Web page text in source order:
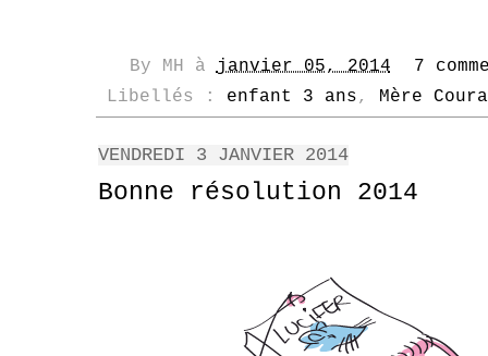
By MH àjanvier 05, 2014
7
Libellés : enfant 3 ans, Mère
VENDREDI 3 JANVIER 2014
Bonne résolution 2014